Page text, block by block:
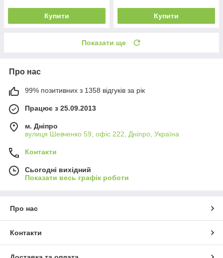
Купити Купити
Показати ще
Про нас
99% позитивних з 1358 відгуків за рік
Працює з 25.09.2013
м. Дніпро
вулиця Шевченко 59, офіс 222, Дніпро, Україна
Контакти
Сьогодні вихідний
Показати весь графік роботи
Про нас
Контакти